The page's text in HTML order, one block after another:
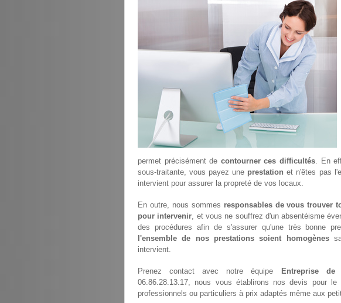
permet précisément de contourner ces difficultés. En
sous-traitante, vous payez une prestation et n'êtes pas
intervient pour assurer la propreté de vos locaux.
En outre, nous sommes responsables de vous trouver
pour intervenir, et vous ne souffrez d'un absentéisme
des procédures afin de s'assurer qu'une très bonne
l'ensemble de nos prestations soient homogènes
intervient.
Prenez contact avec notre équipe Entreprise de
06.86.28.13.17, nous vous établirons nos devis pour
professionnels ou particuliers à prix adaptés même aux